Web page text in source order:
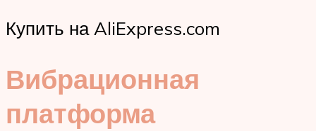
Купить на AliExpress.com
Вибрационная
платформа